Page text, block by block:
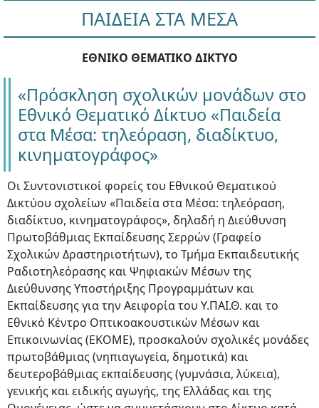
ΠΑΙΔΕΙΑ ΣΤΑ ΜΕΣΑ
ΕΘΝΙΚΟ ΘΕΜΑΤΙΚΟ ΔΙΚΤΥΟ
«Πρόσκληση σχολικών μονάδων στο
Εθνικό Θεματικό Δίκτυο «Παιδεία
στα Μέσα: τηλεόραση, διαδίκτυο,
κινηματογράφος»
Οι Συντονιστικοί φορείς του Εθνικού Θεματικού
Δικτύου σχολείων «Παιδεία στα Μέσα: τηλεόραση,
διαδίκτυο, κινηματογράφος», δηλαδή η Διεύθυνση
Πρωτοβάθμιας Εκπαίδευσης Σερρών (Γραφείο
Σχολικών Δραστηριοτήτων), το Τμήμα Εκπαιδευτικής
Ραδιοτηλεόρασης και Ψηφιακών Μέσων της
Διεύθυνσης Υποστήριξης Προγραμμάτων και
Εκπαίδευσης για την Αειφορία του Υ.ΠΑΙ.Θ. και το
Εθνικό Κέντρο Οπτικοακουστικών Μέσων και
Επικοινωνίας (ΕΚΟΜΕ), προσκαλούν σχολικές μονάδες
πρωτοβάθμιας (νηπιαγωγεία, δημοτικά) και
δευτεροβάθμιας εκπαίδευσης (γυμνάσια, λύκεια),
γενικής και ειδικής αγωγής, της Ελλάδας και της